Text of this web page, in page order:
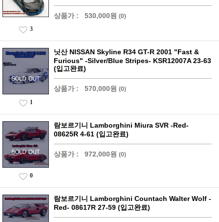
상품가 : 530,000원 (0)
3
닛산 NISSAN Skyline R34 GT-R 2001 "Fast &
Furious" -Silver/Blue Stripes- KSR12007A 23-63
(입고완료)
상품가 : 570,000원 (0)
1
람보르기니 Lamborghini Miura SVR -Red-
08625R 4-61 (입고완료)
상품가 : 972,000원 (0)
0
람보르기니 Lamborghini Countach Walter Wolf -
Red- 08617R 27-59 (입고완료)